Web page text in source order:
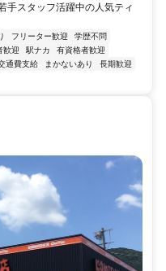
手スタッフ活躍中の人気ティ
フリーター歓迎
学歴不問
歓迎 駅ナカ
有資格者歓迎
通費支給 まかないあり
長期歓迎